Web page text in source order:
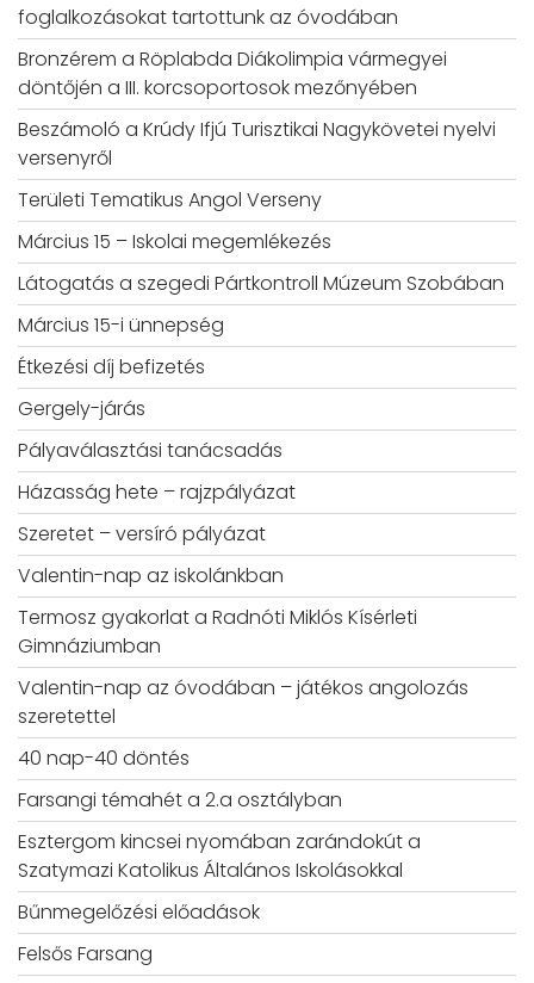
foglalkozásokat tartottunk az óvodában
Bronzérem a Röplabda Diákolimpia vármegyei
döntőjén a III. korcsoportosok mezőnyében
Beszámoló a Krúdy Ifjú Turisztikai Nagykövetei nyelvi
versenyről
Területi Tematikus Angol Verseny
Március 15 – Iskolai megemlékezés
Látogatás a szegedi Pártkontroll Múzeum Szobában
Március 15-i ünnepség
Étkezési díj befizetés
Gergely-járás
Pályaválasztási tanácsadás
Házasság hete – rajzpályázat
Szeretet – versíró pályázat
Valentin-nap az iskolánkban
Termosz gyakorlat a Radnóti Miklós Kísérleti
Gimnáziumban
Valentin-nap az óvodában – játékos angolozás
szeretettel
40 nap-40 döntés
Farsangi témahét a 2.a osztályban
Esztergom kincsei nyomában zarándokút a
Szatymazi Katolikus Általános Iskolásokkal
Bűnmegelőzési előadások
Felsős Farsang